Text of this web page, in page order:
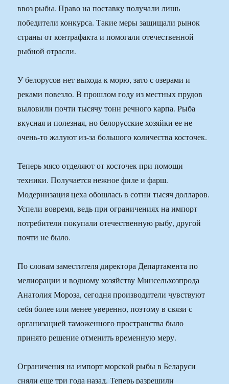
ввоз рыбы. Право на поставку получали лишь
победители конкурса. Такие меры защищали рынок
страны от контрафакта и помогали отечественной
рыбной отрасли.
У белорусов нет выхода к морю, зато с озерами и
реками повезло. В прошлом году из местных прудов
выловили почти тысячу тонн речного карпа. Рыба
вкусная и полезная, но белорусские хозяйки ее не
очень-то жалуют из-за большого количества косточек.
Теперь мясо отделяют от косточек при помощи
техники. Получается нежное филе и фарш.
Модернизация цеха обошлась в сотни тысяч долларов.
Успели вовремя, ведь при ограничениях на импорт
потребители покупали отечественную рыбу, другой
почти не было.
По словам заместителя директора Департамента по
мелиорации и водному хозяйству Минсельхозпрода
Анатолия Мороза, сегодня производители чувствуют
себя более или менее уверенно, поэтому в связи с
организацией таможенного пространства было
принято решение отменить временную меру.
Ограничения на импорт морской рыбы в Беларуси
сняли еще три года назад. Теперь разрешили